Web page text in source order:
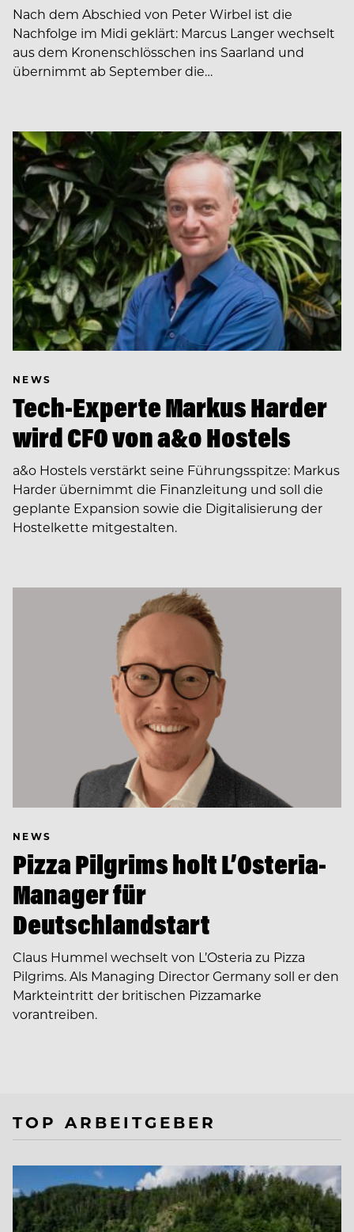
Nach dem Abschied von Peter Wirbel ist die
Nachfolge im Midi geklärt: Marcus Langer wechselt
aus dem Kronenschlösschen ins Saarland und
übernimmt ab September die…
NEWS
Tech-Experte Markus Harder
wird CFO von a&o Hostels
a&o Hostels verstärkt seine Führungsspitze: Markus
Harder übernimmt die Finanzleitung und soll die
geplante Expansion sowie die Digitalisierung der
Hostelkette mitgestalten.
NEWS
Pizza Pilgrims holt L’Osteria-
Manager für
Deutschlandstart
Claus Hummel wechselt von L’Osteria zu Pizza
Pilgrims. Als Managing Director Germany soll er den
Markteintritt der britischen Pizzamarke
vorantreiben.
TOP ARBEITGEBER